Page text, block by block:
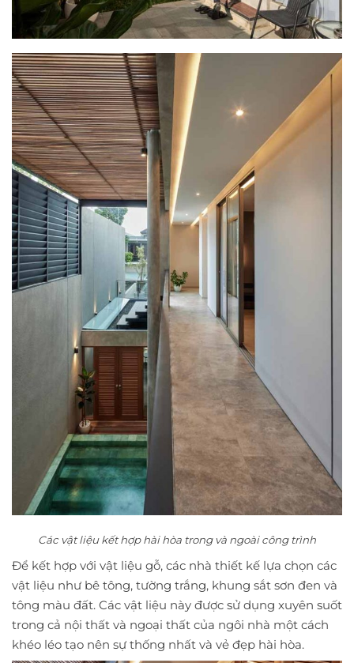
Các vật liệu kết hợp hài hòa trong và ngoài công trình
Để kết hợp với vật liệu gỗ, các nhà thiết kế lựa chọn các
vật liệu như bê tông, tường trắng, khung sắt sơn đen và
tông màu đất. Các vật liệu này được sử dụng xuyên suốt
trong cả nội thất và ngoại thất của ngôi nhà một cách
khéo léo tạo nên sự thống nhất và vẻ đẹp hài hòa.